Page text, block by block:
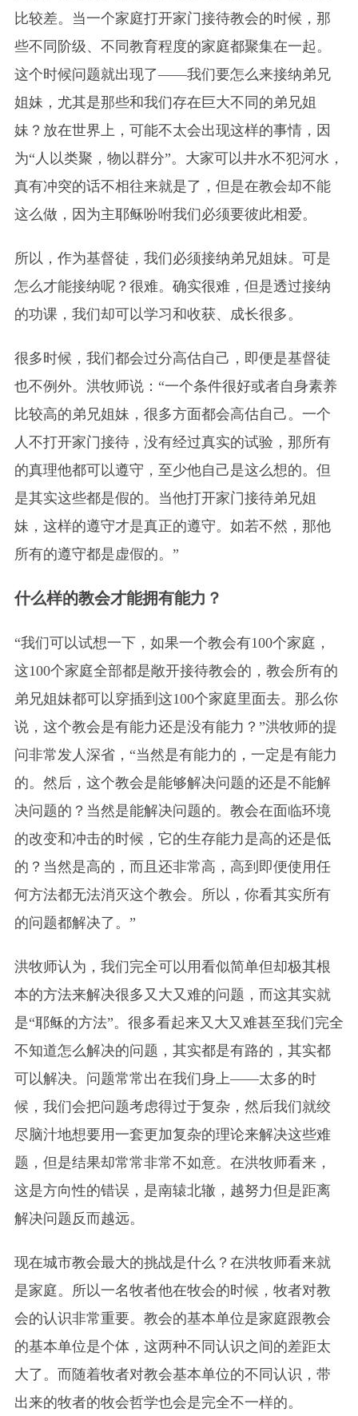
比较差。当一个家庭打开家门接待教会的时候，那
些不同阶级、不同教育程度的家庭都聚集在一起。
这个时候问题就出现了——我们要怎么来接纳弟兄
姐妹，尤其是那些和我们存在巨大不同的弟兄姐
妹？放在世界上，可能不太会出现这样的事情，因
为“人以类聚，物以群分”。大家可以井水不犯河水，
真有冲突的话不相往来就是了，但是在教会却不能
这么做，因为主耶稣吩咐我们必须要彼此相爱。
所以，作为基督徒，我们必须接纳弟兄姐妹。可是
怎么才能接纳呢？很难。确实很难，但是透过接纳
的功课，我们却可以学习和收获、成长很多。
很多时候，我们都会过分高估自己，即便是基督徒
也不例外。洪牧师说：“一个条件很好或者自身素养
比较高的弟兄姐妹，很多方面都会高估自己。一个
人不打开家门接待，没有经过真实的试验，那所有
的真理他都可以遵守，至少他自己是这么想的。但
是其实这些都是假的。当他打开家门接待弟兄姐
妹，这样的遵守才是真正的遵守。如若不然，那他
所有的遵守都是虚假的。”
什么样的教会才能拥有能力？
“我们可以试想一下，如果一个教会有100个家庭，
这100个家庭全部都是敞开接待教会的，教会所有的
弟兄姐妹都可以穿插到这100个家庭里面去。那么你
说，这个教会是有能力还是没有能力？”洪牧师的提
问非常发人深省，“当然是有能力的，一定是有能力
的。然后，这个教会是能够解决问题的还是不能解
决问题的？当然是能解决问题的。教会在面临环境
的改变和冲击的时候，它的生存能力是高的还是低
的？当然是高的，而且还非常高，高到即便使用任
何方法都无法消灭这个教会。所以，你看其实所有
的问题都解决了。”
洪牧师认为，我们完全可以用看似简单但却极其根
本的方法来解决很多又大又难的问题，而这其实就
是“耶稣的方法”。很多看起来又大又难甚至我们完全
不知道怎么解决的问题，其实都是有路的，其实都
可以解决。问题常常出在我们身上——太多的时
候，我们会把问题考虑得过于复杂，然后我们就绞
尽脑汁地想要用一套更加复杂的理论来解决这些难
题，但是结果却常常非常不如意。在洪牧师看来，
这是方向性的错误，是南辕北辙，越努力但是距离
解决问题反而越远。
现在城市教会最大的挑战是什么？在洪牧师看来就
是家庭。所以一名牧者他在牧会的时候，牧者对教
会的认识非常重要。教会的基本单位是家庭跟教会
的基本单位是个体，这两种不同认识之间的差距太
大了。而随着牧者对教会基本单位的不同认识，带
出来的牧者的牧会哲学也会是完全不一样的。